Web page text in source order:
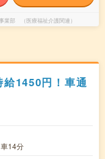
業部 （医療福祉介護関連）
給1450円！車通
14分